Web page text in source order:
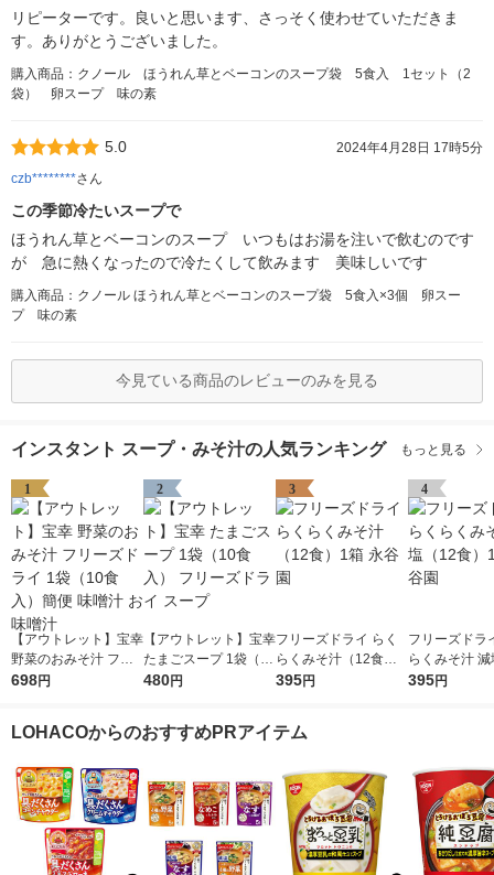
リピーターです。良いと思います、さっそく使わせていただきま
す。ありがとうございました。
購入商品：クノール ほうれん草とベーコンのスープ袋 5食入 1セット（2
袋） 卵スープ 味の素
5.0
2024年4月28日 17時5分
czb********さん
この季節冷たいスープで
ほうれん草とベーコンのスープ いつもはお湯を注いで飲むのです
が 急に熱くなったので冷たくして飲みます 美味しいです
購入商品：クノール ほうれん草とベーコンのスープ袋 5食入×3個 卵スー
プ 味の素
今見ている商品のレビューのみを見る
インスタント スープ・みそ汁の人気ランキング もっと見る
1
【アウトレット】宝幸
野菜のおみそ汁 フリ
ーズドライ 1袋（10食
698円
2
【アウトレット】宝幸
たまごスープ 1袋（10
食入） フリーズドラ
480円
3
フリーズドライ らく
らくみそ汁（12食）1
箱 永谷園
395円
4
フリーズドラ
らくみそ汁
食）1箱 永谷
395円
LOHACOからのおすすめPRアイテム